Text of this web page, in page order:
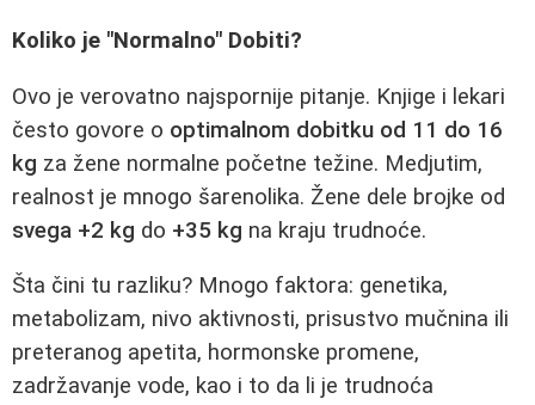
Koliko je "Normalno" Dobiti?
Ovo je verovatno najspornije pitanje. Knjige i lekari
često govore o optimalnom dobitku od 11 do 16
kg za žene normalne početne težine. Medjutim,
realnost je mnogo šarenolika. Žene dele brojke od
svega +2 kg do +35 kg na kraju trudnoće.
Šta čini tu razliku? Mnogo faktora: genetika,
metabolizam, nivo aktivnosti, prisustvo mučnina ili
preteranog apetita, hormonske promene,
zadržavanje vode, kao i to da li je trudnoća